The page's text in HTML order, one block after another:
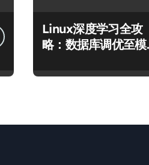
Linux深度学习全攻
略：数据库调优至模